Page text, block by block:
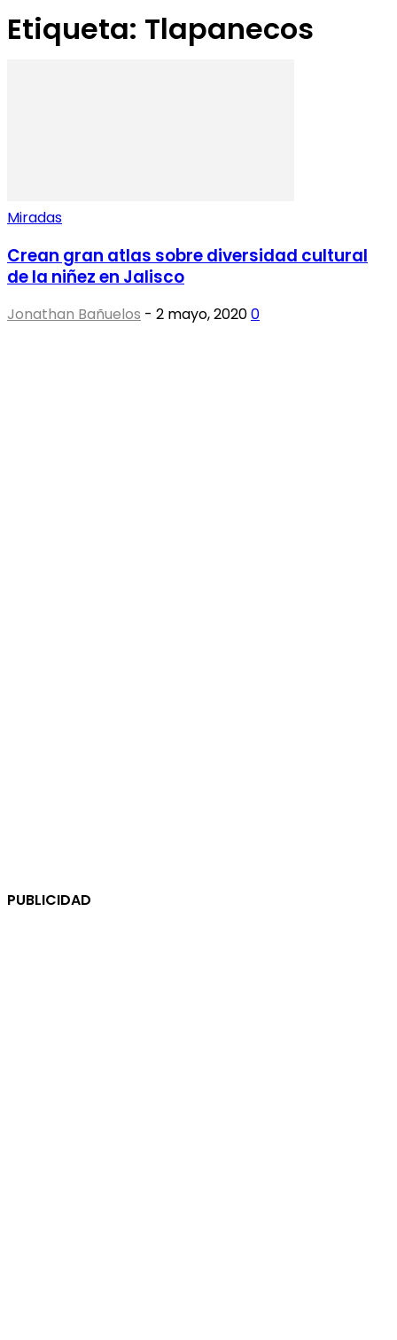
Etiqueta: Tlapanecos
Miradas
Crean gran atlas sobre diversidad cultural
de la niñez en Jalisco
Jonathan Bañuelos - 2 mayo, 20200
PUBLICIDAD